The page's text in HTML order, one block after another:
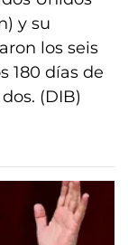
y su
los seis
180 días de
(DIB)